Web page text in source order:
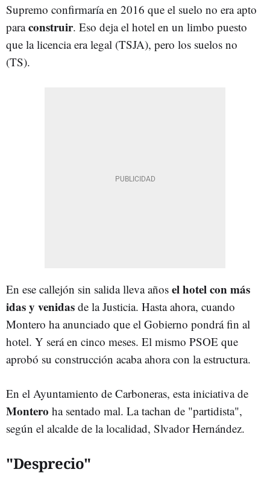
Supremo confirmaría en 2016 que el suelo no era apto
paraconstruir. Eso deja el hotel en un limbo puesto
que la licencia era legal (TSJA), pero los suelos no
(TS).
En ese callejón sin salida lleva años el hotel con más
idas y venidas de la Justicia. Hasta ahora, cuando
Montero ha anunciado que el Gobierno pondrá fin al
hotel. Y será en cinco meses. El mismo PSOE que
aprobó su construcción acaba ahora con la estructura.
En el Ayuntamiento de Carboneras, esta iniciativa de
Montero ha sentado mal. La tachan de "partidista",
según el alcalde de la localidad, Slvador Hernández.
"Desprecio"